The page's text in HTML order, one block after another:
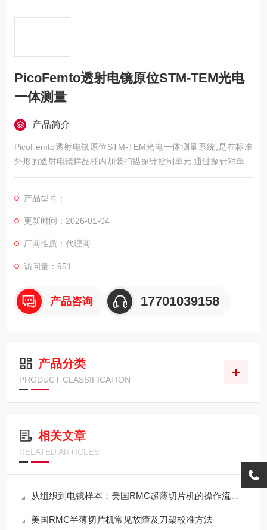
PicoFemto透射电镜原位STM-TEM光电
一体测量
产品简介
PicoFemto透射电镜原位STM-TEM光电一体测量系统,是在标准
外形的透射电镜样品杆内加装扫描探针控制单元,通过探针对单个
纳米结构进行操纵和电学测量,
产品型号：
更新时间：2026-01-04
厂商性质：代理商
访问量：951
产品咨询 17701039158
产品分类
PRODUCT CLASSIFICATION
相关文章
RELATED ARTICLES
从组织到电镜样本：美国RMC超薄切片机的操作流程与刀头维护
美国RMC半薄切片机常见故障及刀架校准方法